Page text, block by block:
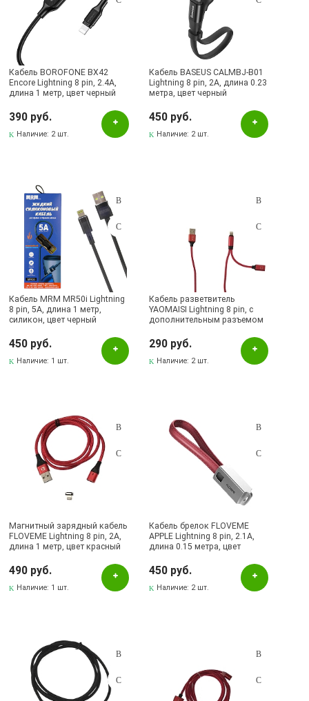
Кабель BOROFONE BX42
Encore Lightning 8 pin, 2.4A,
длина 1 метр, цвет черный
390 руб.
Наличие: 2 шт.
Кабель BASEUS CALMBJ-B01
Lightning 8 pin, 2A, длина 0.23
метра, цвет черный
450 руб.
Наличие: 2 шт.
Кабель MRM MR50i Lightning
8 pin, 5А, длина 1 метр,
силикон, цвет черный
450 руб.
Наличие: 1 шт.
Кабель разветвитель
YAOMAISI Lightning 8 pin, c
дополнительным разъемом
цвет красный
290 руб.
Наличие: 2 шт.
Магнитный зарядный кабель
FLOVEME Lightning 8 pin, 2A,
длина 1 метр, цвет красный
490 руб.
Наличие: 1 шт.
Кабель брелок FLOVEME
APPLE Lightning 8 pin, 2.1A,
длина 0.15 метра, цвет
450 руб.
Наличие: 2 шт.